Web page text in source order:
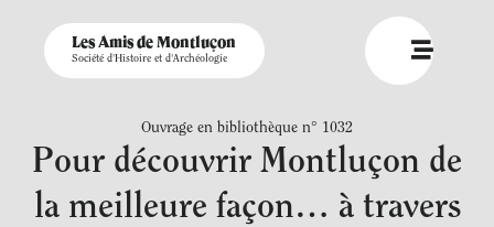
Les Amis de Montluçon
Société d'Histoire et d'Archéologie
Ouvrage en bibliothèque n° 1032
Pour découvrir Montluçon de
la meilleure façon… à travers